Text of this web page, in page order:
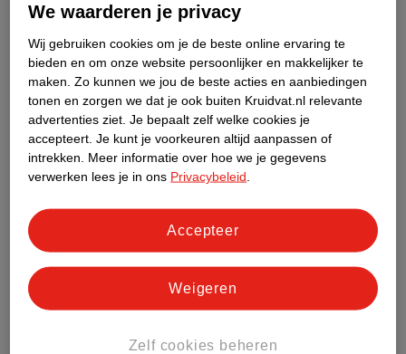
Tip 3: Gebruik luierzakjes om de vuile luier weg
te gooien
luieremmer
of prullenbak in de buurt? Bewaar de vieze
luier dan in eengeparfumeerd luierzakje. Knoop het zakje dicht
en gooi de luier later weg. Staat er alleen een openbare
prullenbak? Dan is het sowieso wel zo fris om een luierzakje te
gebruiken, zeker bij een poepluier!
Tip 4: Zorg ervoor dat je luiertas steeds goed
gevuld is
Baby’s hebben heel wat spullen nodig. Het kopen van de juiste
luiertas is daarom een cruciale investering voor ouders. Je zal je
al gauw afvragen wat je ooit zonder zou doen! Even belangrijk is
welke 13 dingen zeker niet in je luiertas mogen ontbreken
We waarderen je privacy
Wij gebruiken cookies om je de beste online ervaring te
bieden en om onze website persoonlijker en makkelijker te
maken. Zo kunnen we jou de beste acties en aanbiedingen
tonen en zorgen we dat je ook buiten Kruidvat.nl relevante
advertenties ziet. Je bepaalt zelf welke cookies je
accepteert. Je kunt je voorkeuren altijd aanpassen of
intrekken.
Meer informatie over hoe we je gegevens
verwerken lees je in ons Privacybeleid
Zelf cookies beheren
Weigeren
Accepteer